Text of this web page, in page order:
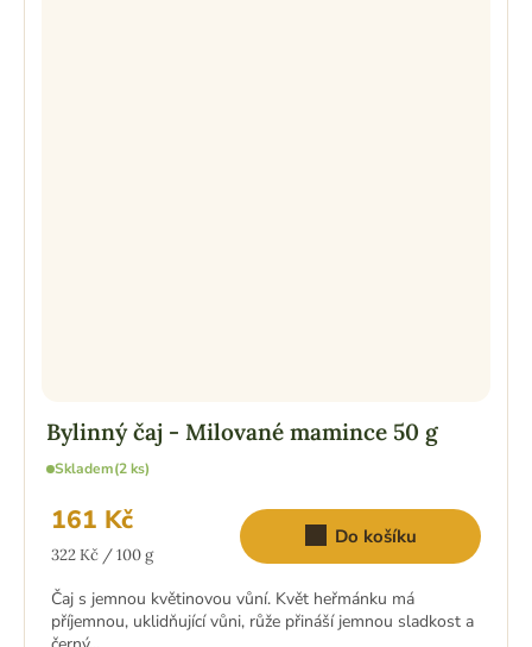
Bylinný čaj - Milované mamince 50 g
Skladem(2 ks)
161 Kč
Měrná
322 Kč / 100 g
Do košíku
Čaj s jemnou květinovou vůní. Květ heřmánku má
příjemnou, uklidňující vůni, růže přináší jemnou sladkost a